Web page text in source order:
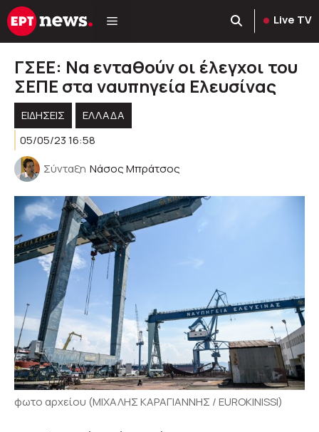
Μετάβαση
σε
Live TV
ΓΣΕΕ: Να ενταθούν οι έλεγχοι του
ΣΕΠΕ στα ναυπηγεία Ελευσίνας
ΕΙΔΗΣΕΙΣ
ΕΛΛΑΔΑ
05/05/23 16:58
Σύνταξη Νάσος Μπράτσος
φωτο αρχείου (ΜΙΧΑΛΗΣ ΚΑΡΑΓΙΑΝΝΗΣ / EUROKINISSI)